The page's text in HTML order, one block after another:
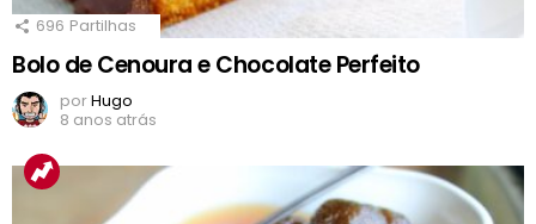
696 Partilhas
Bolo de Cenoura e Chocolate Perfeito
porHugo
8 anos atrás